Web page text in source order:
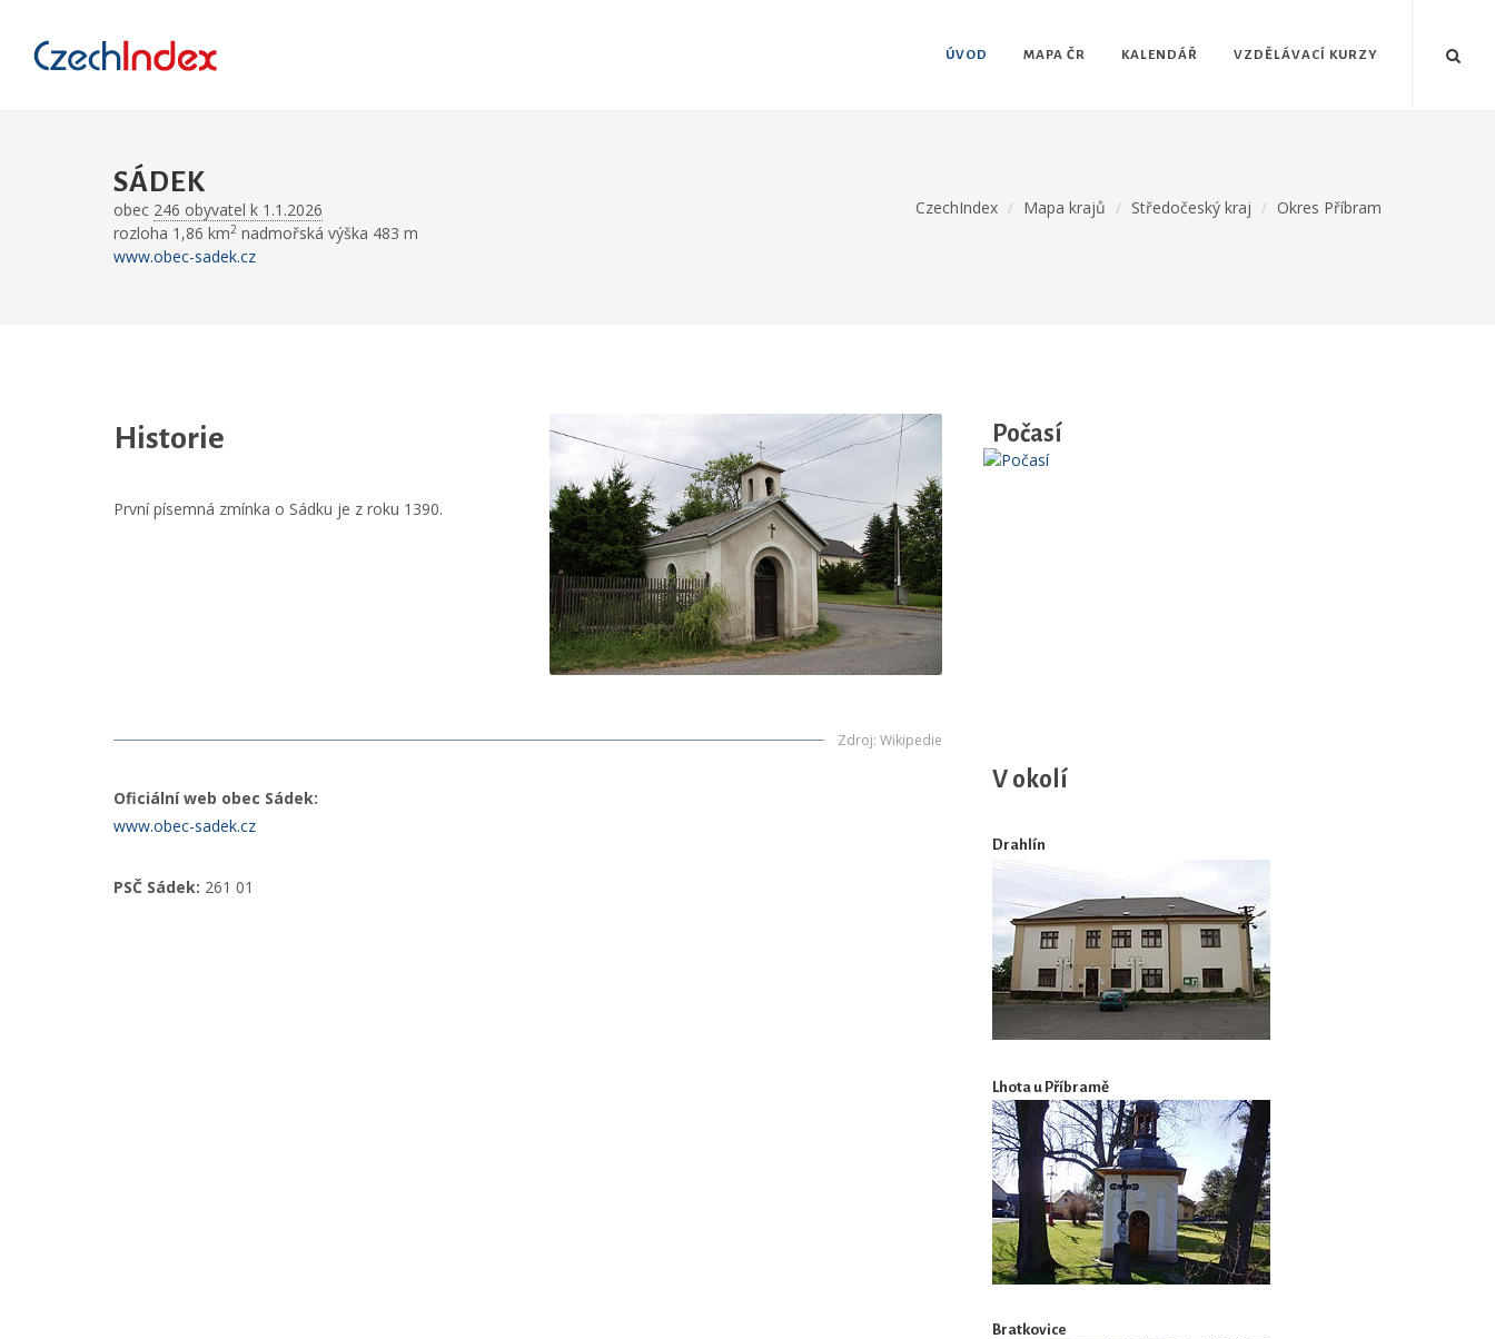
ÚVOD MAPA ČR KALENDÁŘ VZDĚLÁVACÍ KURZY
SÁDEK
obec 246 obyvatel k 1.1.2026
rozloha 1,86 km2 nadmořská výška 483 m
www.obec-sadek.cz
CzechIndex Mapa krajů Středočeský kraj Okres Příbram
Historie
První písemná zmínka o Sádku je z roku 1390.
Zdroj: Wikipedie
Oficiální web obec Sádek:
www.obec-sadek.cz
PSČ Sádek: 261 01
Počasí
V okolí
Drahlín
Lhota u Příbramě
Bratkovice